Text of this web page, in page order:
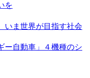
を
ま世界が目指す社会
ー自動車」４機種のシ